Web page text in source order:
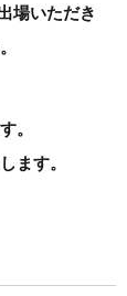
場いただき
。
ます。